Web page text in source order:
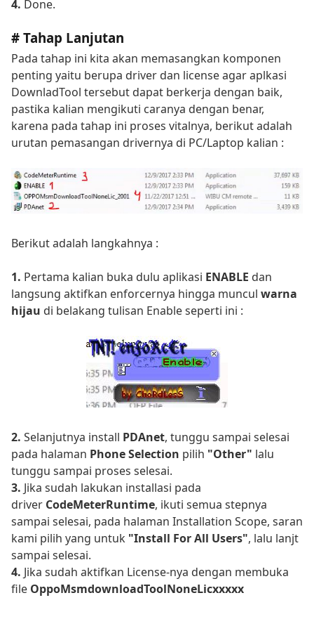
4. Done.
# Tahap Lanjutan
Pada tahap ini kita akan memasangkan komponen
penting yaitu berupa driver dan license agar aplkasi
DownladTool tersebut dapat berkerja dengan baik,
pastika kalian mengikuti caranya dengan benar,
karena pada tahap ini proses vitalnya, berikut adalah
urutan pemasangan drivernya di PC/Laptop kalian :
Berikut adalah langkahnya :
1. Pertama kalian buka dulu aplikasi ENABLE dan
langsung aktifkan enforcernya hingga muncul warna
hijau di belakang tulisan Enable seperti ini :
2. Selanjutnya install PDAnet, tunggu sampai selesai
pada halaman Phone Selection pilih "Other" lalu
tunggu sampai proses selesai.
3. Jika sudah lakukan installasi pada
driver CodeMeterRuntime, ikuti semua stepnya
sampai selesai, pada halaman Installation Scope, saran
kami pilih yang untuk "Install For All Users", lalu lanjt
sampai selesai.
4. Jika sudah aktifkan License-nya dengan membuka
file OppoMsmdownloadToolNoneLicxxxxx